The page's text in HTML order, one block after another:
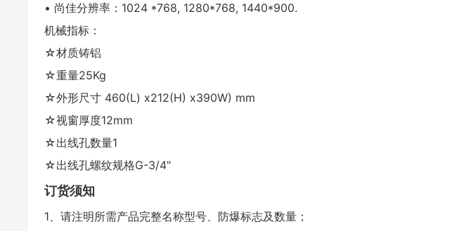
• 尚佳分辨率：1024 *768, 1280*768, 1440*900.
机械指标：
☆材质铸铝
☆重量25Kg
☆外形尺寸 460(L) x212(H) x390W) mm
☆视窗厚度12mm
☆出线孔数量1
☆出线孔螺纹规格G-3/4"
订货须知
1、请注明所需产品完整名称型号、防爆标志及数量；